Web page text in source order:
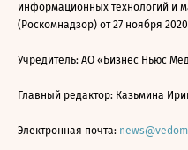
информационных технологий и
(Роскомнадзор) от 27 ноября
Учредитель: АО «Бизнес Ньюс
Главный редактор: Казьмина
Электронная почта: